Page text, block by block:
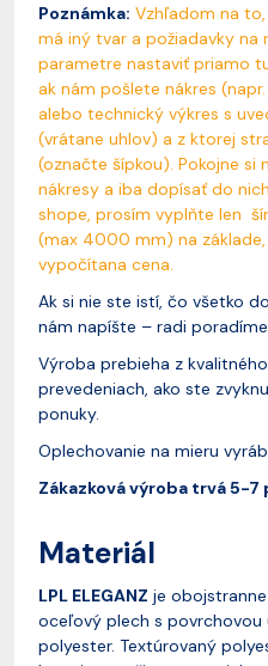
Poznámka: Vzhľadom na
má iný tvar a požiadavky na
parametre nastaviť priamo
ak nám pošlete nákres
alebo technický výkres s
(vrátane uhlov) a z ktorej
(označte šípkou). Pokojne si
nákresy a iba dopísať do
shope, prosím vyplňte len
(max 4000 mm) na
vypočítana cena.
Ak si nie ste istí, čo všetko
nám napíšte – radi
Výroba prebieha z
prevedeniach, ako ste
ponuky.
Oplechovanie na mieru
Zákazková výroba trvá 5-7
Materiál
LPL ELEGANZ je
oceľový plech s
polyester. Textúrovaný